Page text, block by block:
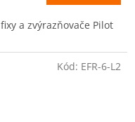
a zvýrazňovače Pilot
Kód: EFR-6-L2